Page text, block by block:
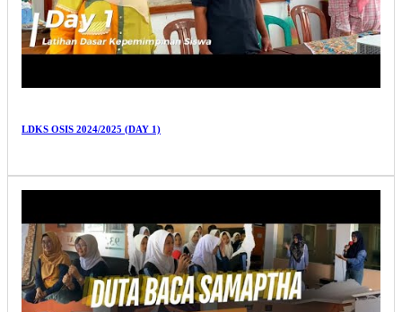
LDKS OSIS 2024/2025 (DAY 1)